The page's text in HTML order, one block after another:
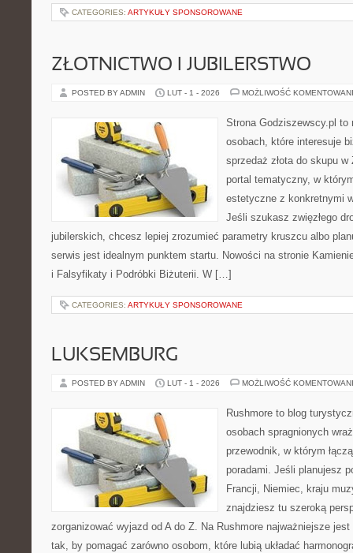
CATEGORIES: ARTYKUŁY SPONSOROWANE
ZŁOTNICTWO I JUBILERSTWO
POSTED BY ADMIN LUT - 1 - 2026 MOŻLIWOŚĆ
Strona Godziszewscy.pl
osobach, które interesuje
sprzedaż złota do skupu
portal tematyczny, w
estetyczne z konkretnymi
Jeśli szukasz zwięzłego
jubilerskich, chcesz lepiej zrozumieć parametry kruszcu albo
serwis jest idealnym punktem startu. Nowości na stronie
i Falsyfikaty i Podróbki Biżuterii. W […]
CATEGORIES: ARTYKUŁY SPONSOROWANE
LUKSEMBURG
POSTED BY ADMIN LUT - 1 - 2026 MOŻLIWOŚĆ
Rushmore to blog
osobach spragnionych
przewodnik, w którym
poradami. Jeśli planujesz
Francji, Niemiec, kraju
znajdziesz tu szeroką
zorganizować wyjazd od A do Z. Na Rushmore najważniejsze
tak, by pomagać zarówno osobom, które lubią układać